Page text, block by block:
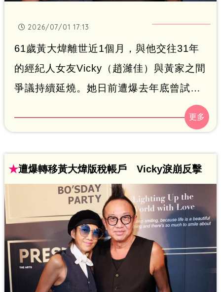
2026/07/01 17:13
61歲黃大煒離世近1個月，與他交往31年
的經紀人女友Vicky（趙濰佳）與黃家之間
爭議持續延燒。她日前遭爆去年底曾試圖
更改黃大煒版稅收款帳戶，成為兩人分手
導火線，不過她否認此事；今（1）日又傳
節，因其他事與黃家人大吵，黃大煒因此
忍無可忍，離開台灣赴夏威夷定居。對
此，Vicky也做出回應。
★遭爆轉移黃大煒版稅帳戶 Vicky淚崩反擊